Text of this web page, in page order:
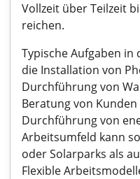
Vollzeit über Teilzeit
reichen.
Typische Aufgaben
die Installation von
Durchführung von
Beratung von
Durchführung von
Arbeitsumfeld kann
oder Solarparks als
Flexible